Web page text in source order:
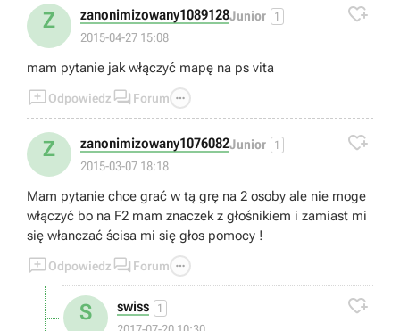
Z zanonimizowany1089128Junior 1
2015-04-27 15:08

mam pytanie jak włączyć mapę na ps vita
Odpowiedz  Forum 
Z zanonimizowany1076082Junior 1
2015-03-07 18:18

Mam pytanie chce grać w tą grę na 2 osoby ale nie moge
włączyć bo na F2 mam znaczek z głośnikiem i zamiast mi
się włanczać ścisa mi się głos pomocy !
Odpowiedz  Forum 
S swiss 1 